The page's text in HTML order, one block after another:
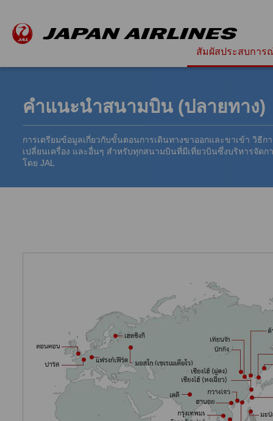
สัมผัสประสบการ
คำแนะนำสนามบิน (ปลายทาง)
การเตรียมข้อมูลเกี่ยวกับขั้นตอนการเดินทางขาออกและขาเข้า วิธีก
เปลี่ยนเครื่อง และอื่นๆ สำหรับทุกสนามบินที่มีเที่ยวบินซึ่งบริหารจัดก
โดย JAL